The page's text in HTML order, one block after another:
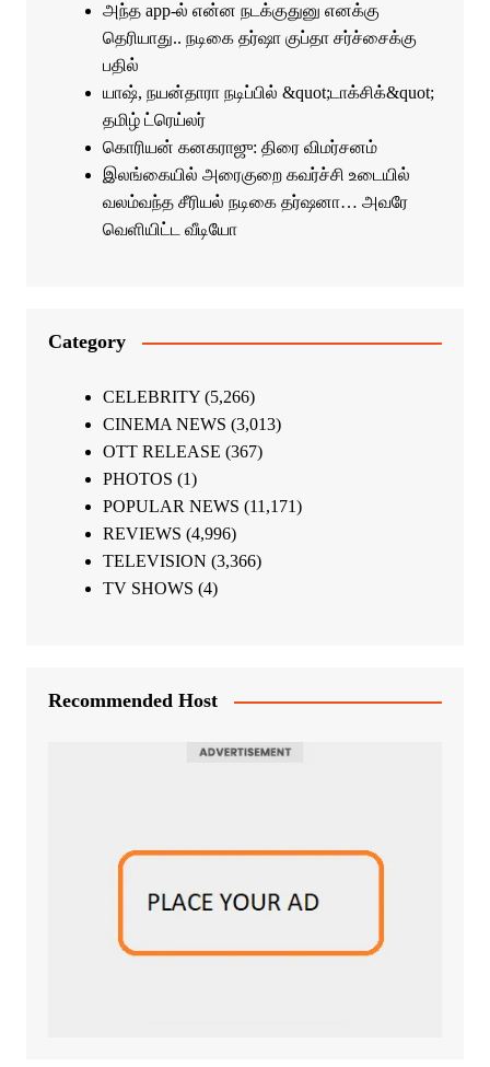
அந்த app-ல் என்ன நடக்குதுனு எனக்கு
தெரியாது.. நடிகை தர்ஷா குப்தா சர்ச்சைக்கு
பதில்
யாஷ், நயன்தாரா நடிப்பில் &quot;டாக்சிக்&quot;
தமிழ் ட்ரெய்லர்
கொரியன் கனகராஜு: திரை விமர்சனம்
இலங்கையில் அரைகுறை கவர்ச்சி உடையில்
வலம்வந்த சீரியல் நடிகை தர்ஷனா… அவரே
வெளியிட்ட வீடியோ
Category
CELEBRITY(5,266)
CINEMA NEWS (3,013)
OTT RELEASE (367)
PHOTOS (1)
POPULAR NEWS (11,171)
REVIEWS (4,996)
TELEVISION (3,366)
TV SHOWS (4)
Recommended Host